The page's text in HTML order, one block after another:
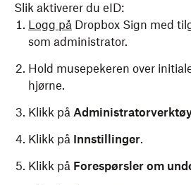
Slik aktiverer du eID:
Logg på Dropbox Sign med
som administrator.
Hold musepekeren over
hjørne.
Klikk på
Klikk på Innstillinger.
Klikk på Forespørsler om